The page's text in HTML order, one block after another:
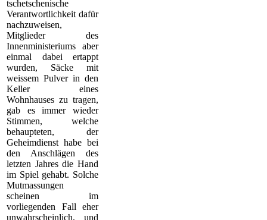
tschetschenische
Verantwortlichkeit dafür
nachzuweisen,
Mitglieder des
Innenministeriums aber
einmal dabei ertappt
wurden, Säcke mit
weissem Pulver in den
Keller eines
Wohnhauses zu tragen,
gab es immer wieder
Stimmen, welche
behaupteten, der
Geheimdienst habe bei
den Anschlägen des
letzten Jahres die Hand
im Spiel gehabt. Solche
Mutmassungen
scheinen im
vorliegenden Fall eher
unwahrscheinlich, und